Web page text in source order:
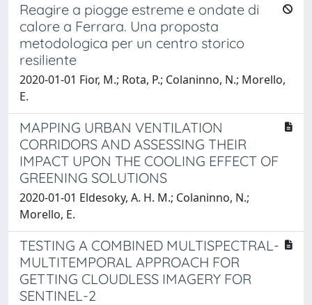
Reagire a piogge estreme e ondate di
calore a Ferrara. Una proposta
metodologica per un centro storico
resiliente
2020-01-01 Fior, M.; Rota, P.; Colaninno, N.; Morello,
E.
MAPPING URBAN VENTILATION
CORRIDORS AND ASSESSING THEIR
IMPACT UPON THE COOLING EFFECT OF
GREENING SOLUTIONS
2020-01-01 Eldesoky, A. H. M.; Colaninno, N.;
Morello, E.
TESTING A COMBINED MULTISPECTRAL-
MULTITEMPORAL APPROACH FOR
GETTING CLOUDLESS IMAGERY FOR
SENTINEL-2